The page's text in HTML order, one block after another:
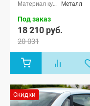
Металл
Под заказ
18 210 руб.
20 031
Скидки